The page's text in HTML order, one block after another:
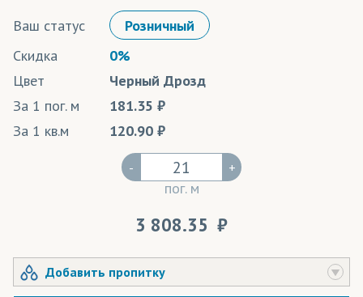
Ваш статус
Розничный
Скидка
0%
Цвет
Черный Дрозд
За 1 пог. м
181.35
За 1 кв.м
120.90
-
пог. м
+
3 808.35
Добавить пропитку